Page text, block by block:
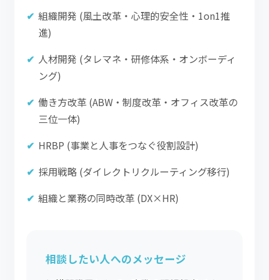
組織開発 (風土改革・心理的安全性・1on1推
進)
人材開発 (タレマネ・研修体系・オンボーディ
ング)
働き方改革 (ABW・制度改革・オフィス改革の
三位一体)
HRBP (事業と人事をつなぐ役割設計)
採用戦略 (ダイレクトリクルーティング移行)
組織と業務の同時改革 (DX×HR)
相談したい人へのメッセージ